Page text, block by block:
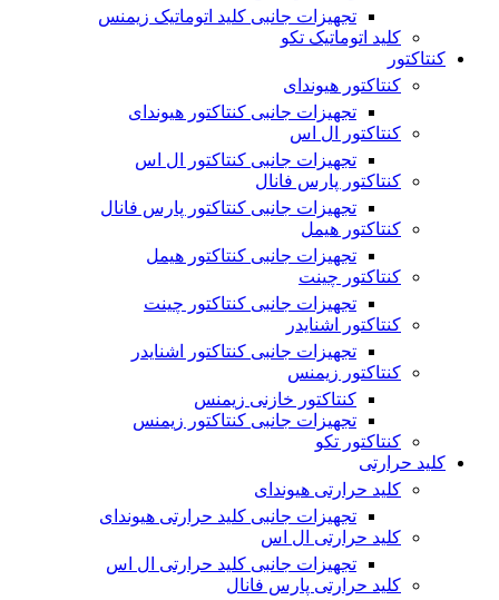
تجهیزات جانبی کلید اتوماتیک زیمنس
کلید اتوماتیک تکو
کنتاکتور
کنتاکتور هیوندای
تجهیزات جانبی کنتاکتور هیوندای
کنتاکتور ال اس
تجهیزات جانبی کنتاکتور ال اس
کنتاکتور پارس فانال
تجهیزات جانبی کنتاکتور پارس فانال
کنتاکتور هیمل
تجهیزات جانبی کنتاکتور هیمل
کنتاکتور چینت
تجهیزات جانبی کنتاکتور چینت
کنتاکتور اشنایدر
تجهیزات جانبی کنتاکتور اشنایدر
کنتاکتور زیمنس
کنتاکتور خازنی زیمنس
تجهیزات جانبی کنتاکتور زیمنس
کنتاکتور تکو
کلید حرارتی
کلید حرارتی هیوندای
تجهیزات جانبی کلید حرارتی هیوندای
کلید حرارتی ال اس
تجهیزات جانبی کلید حرارتی ال اس
کلید حرارتی پارس فانال